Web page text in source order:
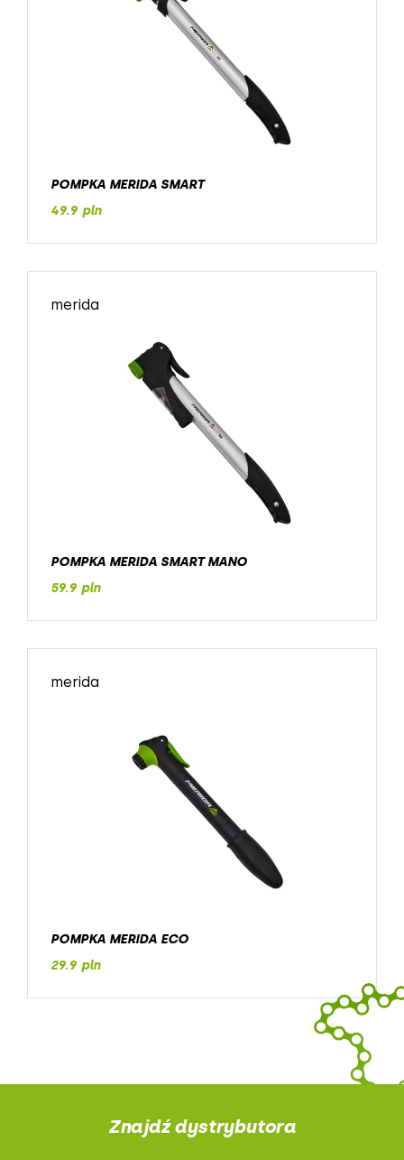
POMPKA MERIDA SMART
49.9 pln
merida
POMPKA MERIDA SMART MANO
59.9 pln
merida
POMPKA MERIDA ECO
29.9 pln
Znajdź dystrybutora